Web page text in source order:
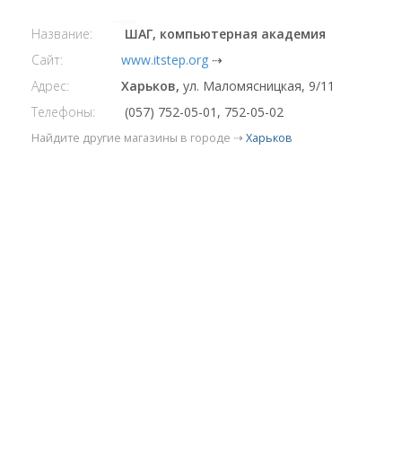
Название:
ШАГ, компьютерная академия
Сайт:
www.itstep.org ⇢
Адрес:
Харьков, ул. Маломясницкая, 9/11
Телефоны:
(057) 752-05-01, 752-05-02
Найдите другие магазины в городе ⇢ Харьков